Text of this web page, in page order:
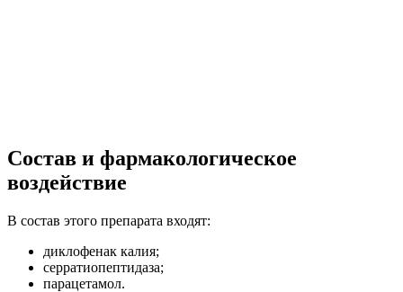
Состав и фармакологическое
воздействие
В состав этого препарата входят:
диклофенак калия;
серратиопептидаза;
парацетамол.